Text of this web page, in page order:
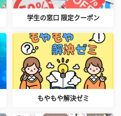
学生の窓口 限定クーポン
もやもや解決ゼミ